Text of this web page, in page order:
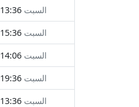
السبت 13:36
السبت 15:36
السبت 14:06
السبت 19:36
السبت 13:36